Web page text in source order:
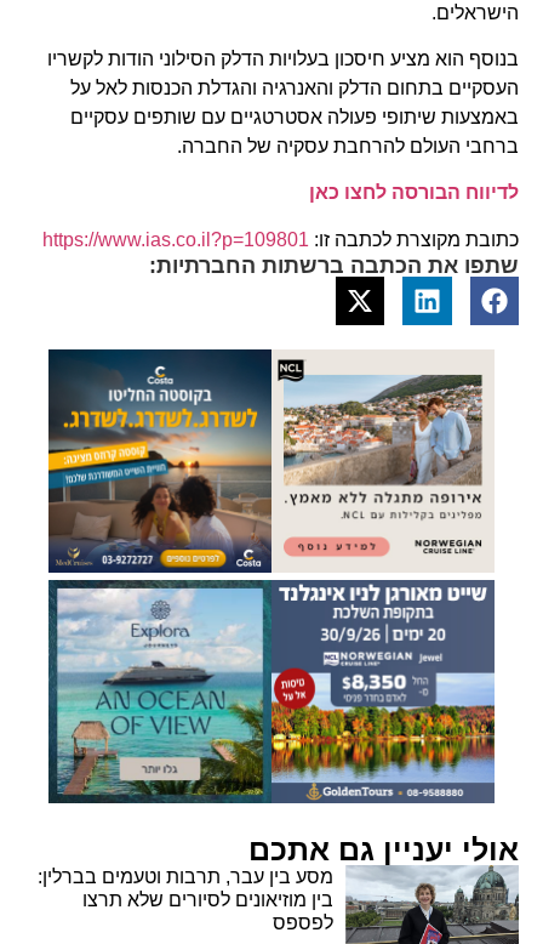
הישראלים.
בנוסף הוא מציע חיסכון בעלויות הדלק הסילוני הודות לקשריו
העסקיים בתחום הדלק והאנרגיה והגדלת הכנסות לאל על
באמצעות שיתופי פעולה אסטרטגיים עם שותפים עסקיים
ברחבי העולם להרחבת עסקיה של החברה.
לדיווח הבורסה לחצו כאן
כתובת מקוצרת לכתבה זו: https://www.ias.co.il?p=109801
שתפו את הכתבה ברשתות החברתיות:
אולי יעניין גם אתכם
מסע בין עבר, תרבות וטעמים בברלין:
בין מוזיאונים לסיורים שלא תרצו
לפספס